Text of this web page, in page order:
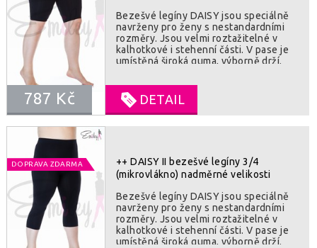
Bezešvé legíny DAISY jsou speciálně
navrženy pro ženy s nestandardními
rozměry. Jsou velmi roztažitelné v
kalhotkové i stehenní části. V pase je
umístěná široká guma, výborně drží.
jako spodní svršek pod oblečení.
Vzhledem k použitému materiálu jsou
téměř nezničitelné. SLOZENI : 92%
polyamide, 8% elastan
787 Kč DETAIL
++ DAISY II bezešvé legíny 3/4
(mikrovlákno) nadměrné velikosti
Bezešvé legíny DAISY jsou speciálně
navrženy pro ženy s nestandardními
rozměry. Jsou velmi roztažitelné v
kalhotkové i stehenní části. V pase je
umístěná široká guma, výborně drží.
DOPRAVA ZDARMA